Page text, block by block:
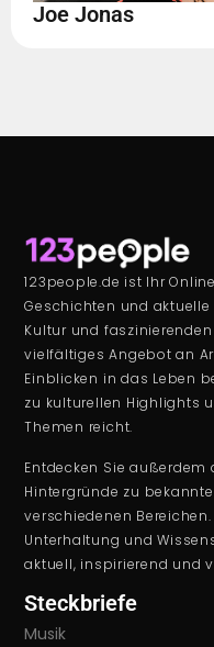
Joe Jonas
123people.de ist Ihr
Geschichten und aktuelle
Kultur und
vielfältiges Angebot an
Einblicken in das Leben
zu kulturellen Highlights
Themen reicht.
Entdecken Sie
Hintergründe zu
verschiedenen
Unterhaltung und
aktuell, inspirierend und
Steckbriefe
Musik